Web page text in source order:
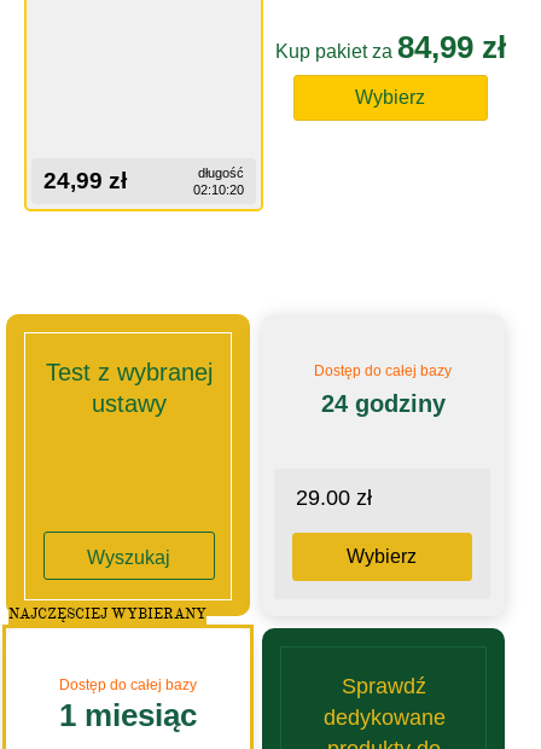
24,99 zł
długość
02:10:20
Kup pakiet za 84,99 zł
Wybierz
Test z wybranej
ustawy
Wyszukaj
Dostęp do całej bazy
24 godziny
29.00 zł
Wybierz
Dostęp do całej bazy
1 miesiąc
NAJCZĘSCIEJ WYBIERANY
Sprawdź
dedykowane